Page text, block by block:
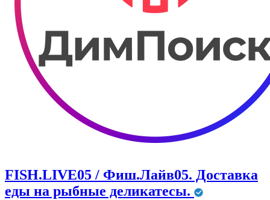
FISH.LIVE05 / Фиш.Лайв05. Доставка
еды на рыбные деликатесы.